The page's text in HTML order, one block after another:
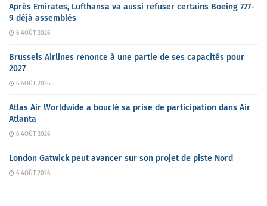
Après Emirates, Lufthansa va aussi refuser certains Boeing 777-
9 déjà assemblés
6 AOÛT 2026
Brussels Airlines renonce à une partie de ses capacités pour
2027
6 AOÛT 2026
Atlas Air Worldwide a bouclé sa prise de participation dans Air
Atlanta
6 AOÛT 2026
London Gatwick peut avancer sur son projet de piste Nord
6 AOÛT 2026